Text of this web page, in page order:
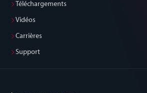
Téléchargements
Vidéos
Carrières
Support